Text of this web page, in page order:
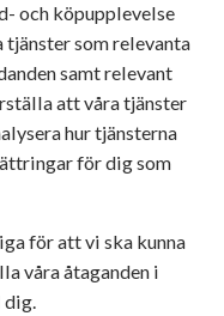
och köpupplevelse
som relevanta
samt relevant
att våra tjänster
hur tjänsterna
för dig som
för att vi ska kunna
våra åtaganden i